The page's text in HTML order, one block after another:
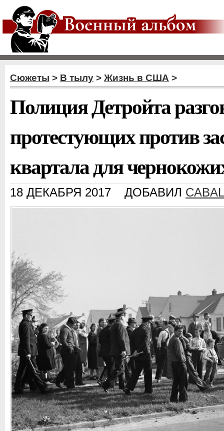
Сюжеты > В тылу > Жизнь в США >
Полиция Детройта
протестующих против
квартала для
18 ДЕКАБРЯ 2017 ДОБАВИЛ CABAL